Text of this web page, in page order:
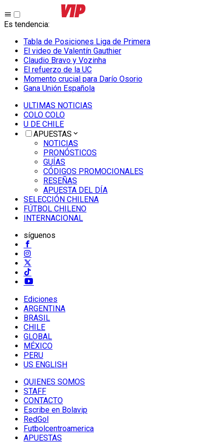
Es tendencia:
Tabla de Posiciones Liga de Primera
El video de Valentín Gauthier
Claudio Bravo y Vozinha
El refuerzo de la UC
Momento crucial para Darío Osorio
Gana Unión Española
ULTIMAS NOTICIAS
COLO COLO
U DE CHILE
APUESTAS
NOTICIAS
PRONÓSTICOS
GUÍAS
CÓDIGOS PROMOCIONALES
RESEÑAS
APUESTA DEL DÍA
SELECCIÓN CHILENA
FÚTBOL CHILENO
INTERNACIONAL
síguenos
Ediciones
ARGENTINA
BRASIL
CHILE
GLOBAL
MÉXICO
PERU
US ENGLISH
QUIENES SOMOS
STAFF
CONTACTO
Escribe en Bolavip
RedGol
Futbolcentroamerica
APUESTAS